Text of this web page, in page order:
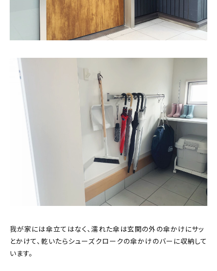
我が家には傘立てはなく、濡れた傘は玄関の外の傘かけにサッ
とかけて、乾いたらシューズクロークの傘かけのバーに収納して
います。